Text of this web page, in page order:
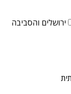
ירושלים והסביבה